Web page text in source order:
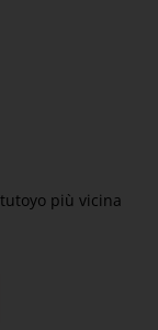
più vicina